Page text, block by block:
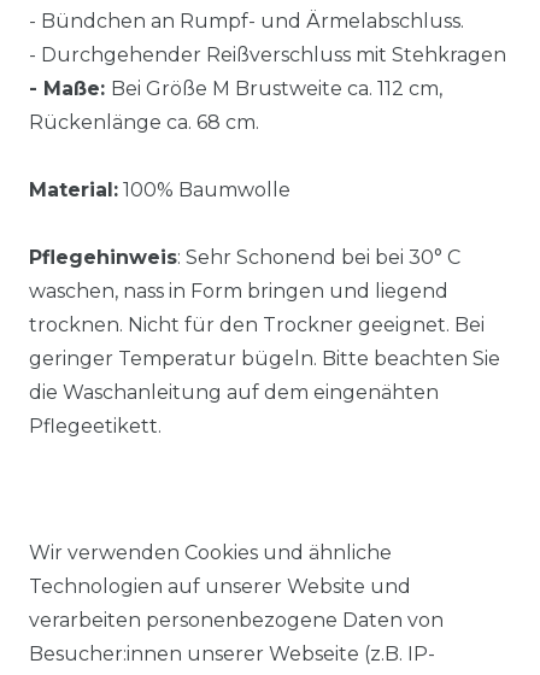
- Bündchen an Rumpf- und Ärmelabschluss.
- Durchgehender Reißverschluss mit Stehkragen
- Maße: Bei Größe M Brustweite ca. 112 cm,
Rückenlänge ca. 68 cm.
Material: 100% Baumwolle
Pflegehinweis: Sehr Schonend bei bei 30° C
waschen, nass in Form bringen und liegend
trocknen. Nicht für den Trockner geeignet. Bei
geringer Temperatur bügeln. Bitte beachten Sie
die Waschanleitung auf dem eingenähten
Pflegeetikett.
Ähnlicher Artikel
Wir verwenden Cookies und ähnliche
Technologien auf unserer Website und
verarbeiten personenbezogene Daten von
Besucher:innen unserer Webseite (z.B. IP-